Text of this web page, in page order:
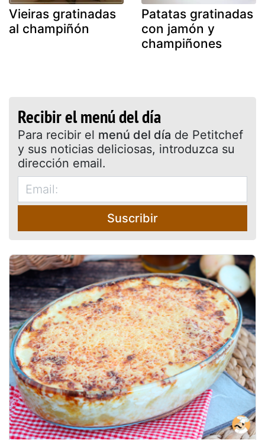
Vieiras gratinadas
al champiñón
Patatas gratinadas
con jamón y
champiñones
Recibir el menú del día
Para recibir el menú del día de Petitchef
y sus noticias deliciosas, introduzca su
dirección email.
Suscribir